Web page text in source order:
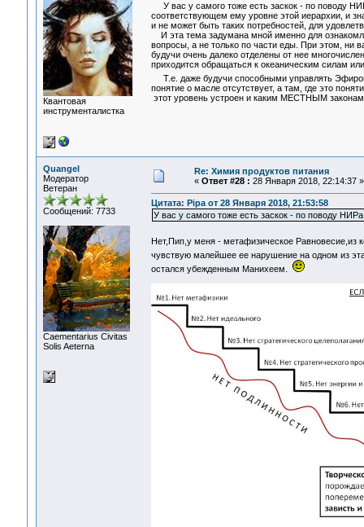
Квантовая
инструменталистка
У вас у самого тоже есть заскок - по поводу
соответствующем ему уровне этой иерархии, и
и не может быть таких потребностей, для
И эта тема задумана мной именно для
вопросы, а не только по части еды. При этом, ни
будучи очень далеко отделены от нее
приходится обращаться к океаническим силам
Т.е. даже будучи способными управлять
понятие о масле отсутствует, а там, где это
этот уровень устроен и каким МЕСТНЫМ законам
Quangel
Модератор
Ветеран
Сообщений: 7733
Сaementarius Civitas
Solis Aeterna
Re: Химия продуктов питания
« Ответ #28 : 28 Января 2018, 22:14:37 »
Цитата: Pipa от 28 Января 2018, 21:53:58
У вас у самого тоже есть заскок - по поводу НИРа
Нет,Пип,у меня - метафизическое Равновесие,из
чувствую малейшее ее нарушение на одном из
остался убежденным Манихеем.